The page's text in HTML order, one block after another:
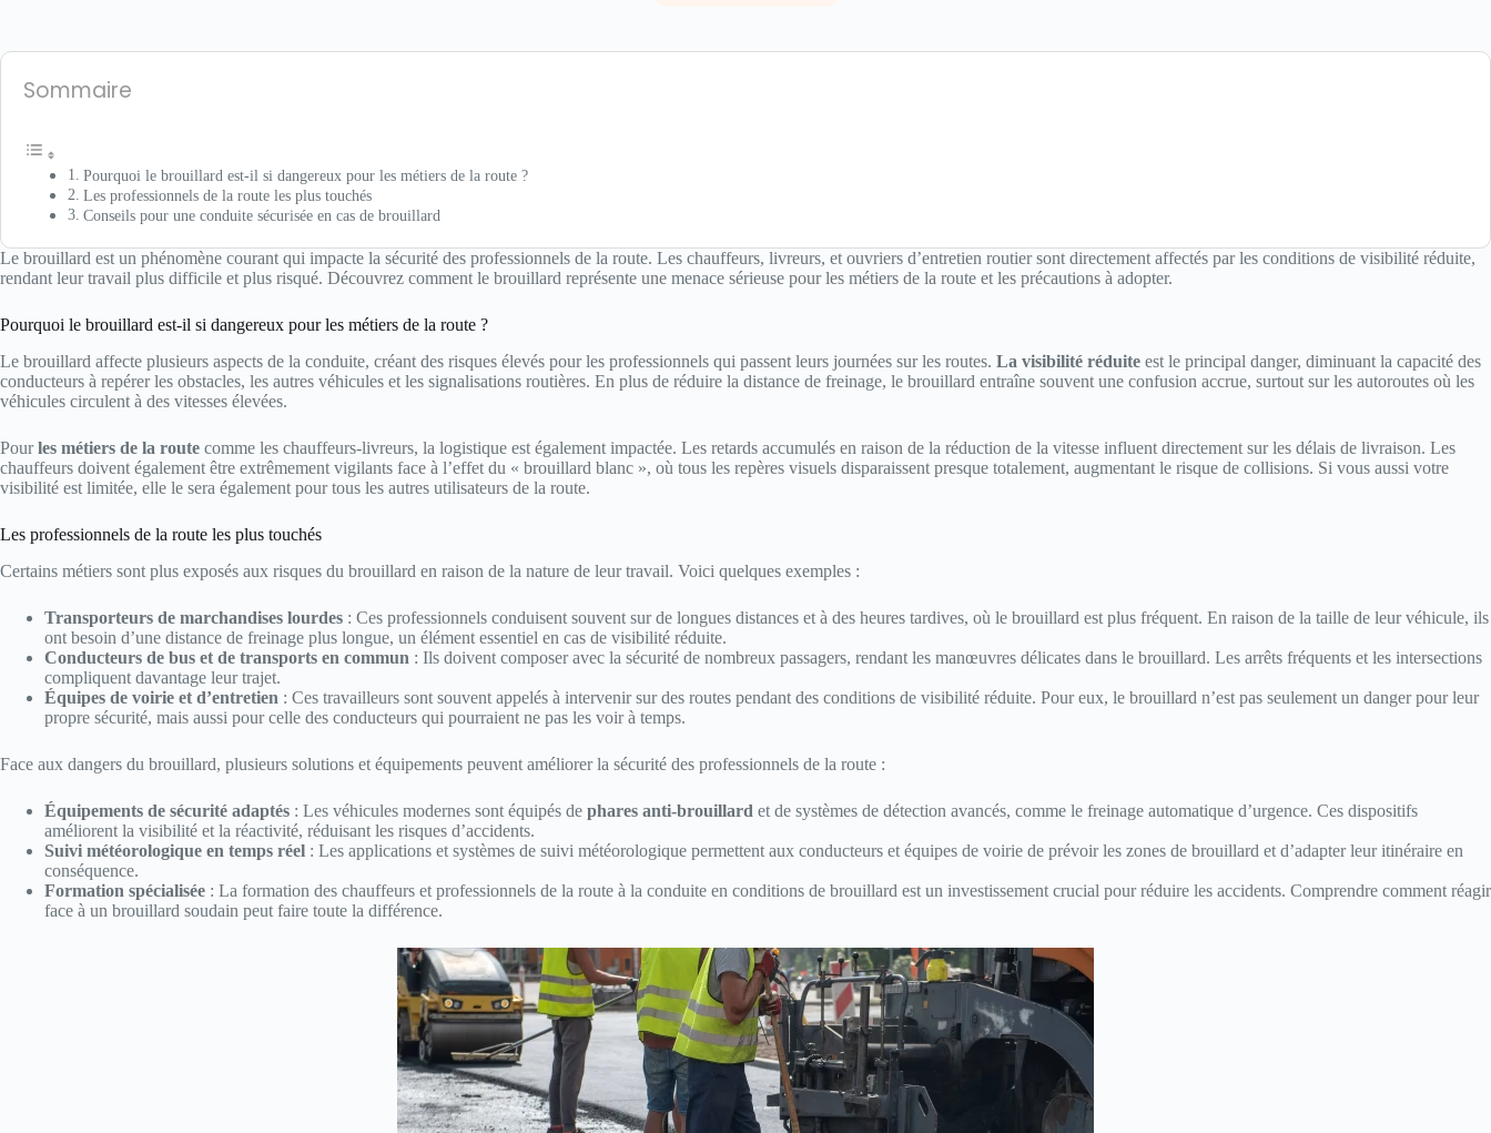
Sommaire
Pourquoi le brouillard est-il si dangereux pour les métiers de la route ?
Les professionnels de la route les plus touchés
Conseils pour une conduite sécurisée en cas de brouillard
Le brouillard est un phénomène courant qui impacte la sécurité des professionnels de la route. Les chauffeurs, livreurs, et ouvriers d’entretien routier sont directement affectés par les conditions de visibilité réduite,
rendant leur travail plus difficile et plus risqué. Découvrez comment le brouillard représente une menace sérieuse pour les métiers de la route et les précautions à adopter.
Pourquoi le brouillard est-il si dangereux pour les métiers de la route ?
Le brouillard affecte plusieurs aspects de la conduite, créant des risques élevés pour les professionnels qui passent leurs journées sur les routes. La visibilité réduite est le principal danger, diminuant la capacité des
conducteurs à repérer les obstacles, les autres véhicules et les signalisations routières. En plus de réduire la distance de freinage, le brouillard entraîne souvent une confusion accrue, surtout sur les autoroutes où les
véhicules circulent à des vitesses élevées.
Pourles métiers de la route comme les chauffeurs-livreurs, la logistique est également impactée. Les retards accumulés en raison de la réduction de la vitesse influent directement sur les délais de livraison. Les
chauffeurs doivent également être extrêmement vigilants face à l’effet du « brouillard blanc », où tous les repères visuels disparaissent presque totalement, augmentant le risque de collisions. Si vous aussi votre
visibilité est limitée, elle le sera également pour tous les autres utilisateurs de la route.
Les professionnels de la route les plus touchés
Certains métiers sont plus exposés aux risques du brouillard en raison de la nature de leur travail. Voici quelques exemples :
Transporteurs de marchandises lourdes : Ces professionnels conduisent souvent sur de longues distances et à des heures tardives, où le brouillard est plus fréquent. En raison de la taille de leur véhicule, ils
ont besoin d’une distance de freinage plus longue, un élément essentiel en cas de visibilité réduite.
Conducteurs de bus et de transports en commun : Ils doivent composer avec la sécurité de nombreux passagers, rendant les manœuvres délicates dans le brouillard. Les arrêts fréquents et les intersections
compliquent davantage leur trajet.
Équipes de voirie et d’entretien : Ces travailleurs sont souvent appelés à intervenir sur des routes pendant des conditions de visibilité réduite. Pour eux, le brouillard n’est pas seulement un danger pour leur
propre sécurité, mais aussi pour celle des conducteurs qui pourraient ne pas les voir à temps.
Face aux dangers du brouillard, plusieurs solutions et équipements peuvent améliorer la sécurité des professionnels de la route :
Équipements de sécurité adaptés : Les véhicules modernes sont équipés de phares anti-brouillard et de systèmes de détection avancés, comme le freinage automatique d’urgence. Ces dispositifs
améliorent la visibilité et la réactivité, réduisant les risques d’accidents.
Suivi météorologique en temps réel : Les applications et systèmes de suivi météorologique permettent aux conducteurs et équipes de voirie de prévoir les zones de brouillard et d’adapter leur itinéraire en
conséquence.
Formation spécialisée : La formation des chauffeurs et professionnels de la route à la conduite en conditions de brouillard est un investissement crucial pour réduire les accidents. Comprendre comment réagir
face à un brouillard soudain peut faire toute la différence.